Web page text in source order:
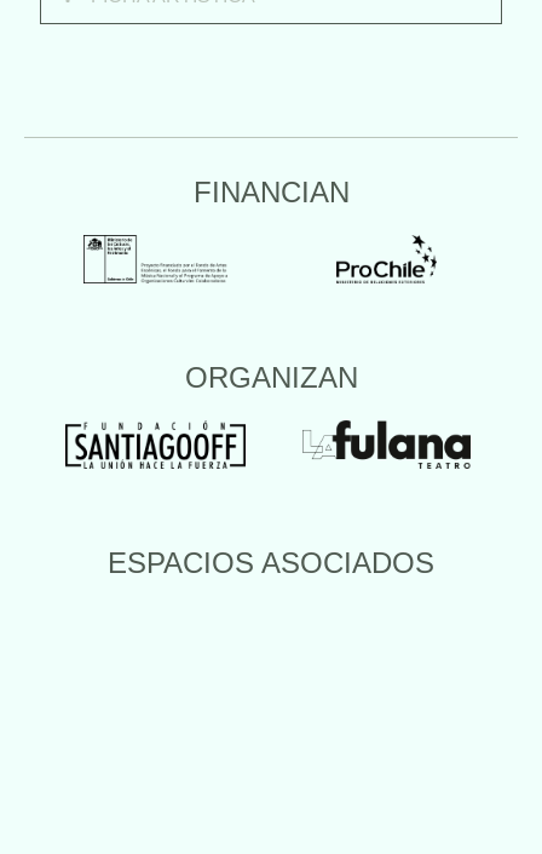
FINANCIAN
ORGANIZAN
ESPACIOS ASOCIADOS